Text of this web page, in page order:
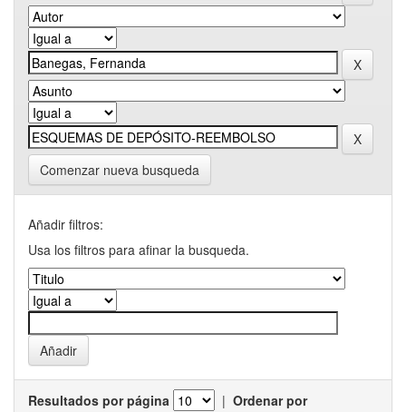
Comenzar nueva busqueda
Añadir filtros:
Usa los filtros para afinar la busqueda.
Resultados por página | Ordenar por